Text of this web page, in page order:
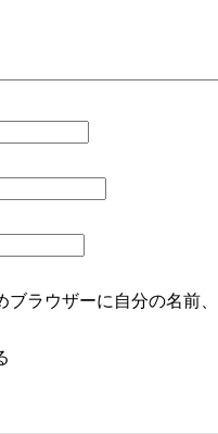
ブラウザーに自分の名前